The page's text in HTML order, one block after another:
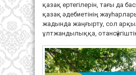
қазақ ертегілерін, тағы да
қазақ әдебиетінің
жадында жаңғырту, сол
ұлтжандылыққа,